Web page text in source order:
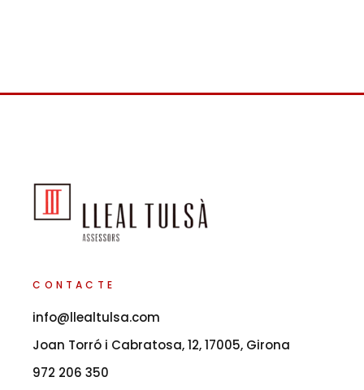
CONTACTE
info@llealtulsa.com
Joan Torró i Cabratosa, 12, 17005, Girona
972 206 350